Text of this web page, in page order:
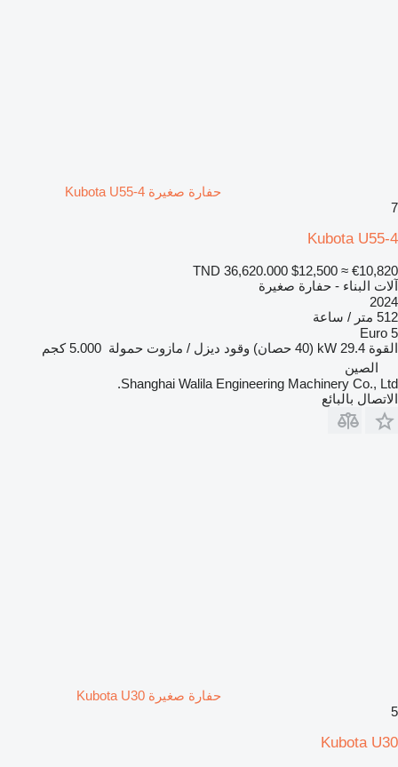
حفارة صغيرة Kubota U55-4
7
Kubota U55-4
TND 36,620.000 $12,500 ≈ €10,820
آلات البناء - حفارة صغيرة
2024
512 متر / ساعة
Euro 5
القوة 29.4 kW (40 حصان) وقود ديزل / مازوت حمولة 5.000 كجم
الصين
Shanghai Walila Engineering Machinery Co., Ltd.
الاتصال بالبائع
حفارة صغيرة Kubota U30
5
Kubota U30